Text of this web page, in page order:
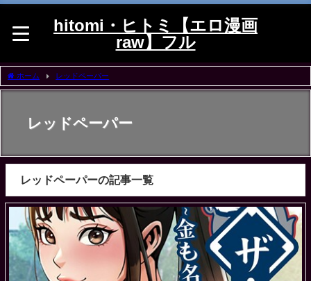
hitomi・ヒトミ【エロ漫画
raw】フル
ホーム レッドペーパー
レッドペーパー
レッドペーパーの記事一覧